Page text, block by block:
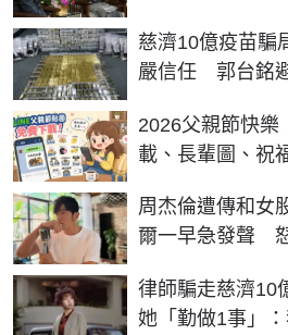
慈濟10億疫苗騙
嚴信任 郭台銘
2026父親節快樂
載、長輩圖、祝
周杰倫遭傳和女
爾一早急發聲
律師騙走慈濟10
她「勤做1事」